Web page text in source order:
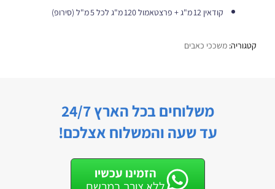
קודאין 12 מ"ג + פרצטאמול 120 מ"ג לכל 5 מ"ל (סירופ)
קטגוריה:משככי כאבים
משלוחים בכל הארץ 24/7
עד שעה והמשלוח אצלכם!
הזמינו עכשיו